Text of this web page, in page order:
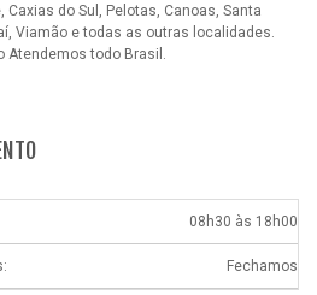
do Sul, Pelotas, Canoas, Santa
Viamão e todas as outras localidades.
Atendemos todo Brasil.
08h30 às 18h00
Fechamos